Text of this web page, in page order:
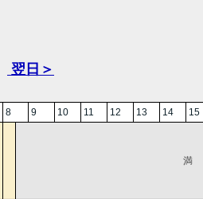
翌日＞
8 9 10 11 12 13 14 15
満